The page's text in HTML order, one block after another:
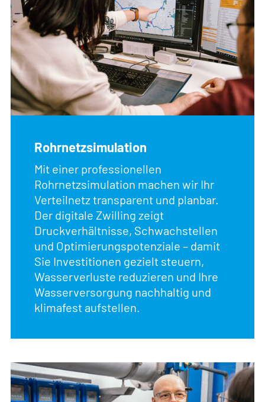
Rohrnetzsimulation
Mit einer professionellen
Rohrnetzsimulation machen wir Ihr
Verteilnetz transparent und planbar.
Der digitale Zwilling zeigt
Druckverhältnisse, Schwachstellen
und Optimierungspotenziale – damit
Sie Investitionen gezielt steuern,
Wasserverluste reduzieren und Ihre
Wasserversorgung nachhaltig und
klimafest aufstellen.